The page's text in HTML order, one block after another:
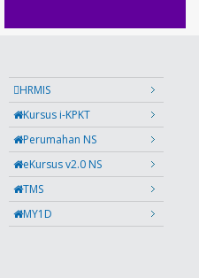
HRMIS
Kursus i-KPKT
Perumahan NS
eKursus v2.0 NS
TMS
MY1D